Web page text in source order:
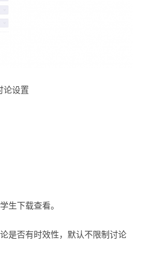
论设置
生下载查看。
是否有时效性，默认不限制讨论